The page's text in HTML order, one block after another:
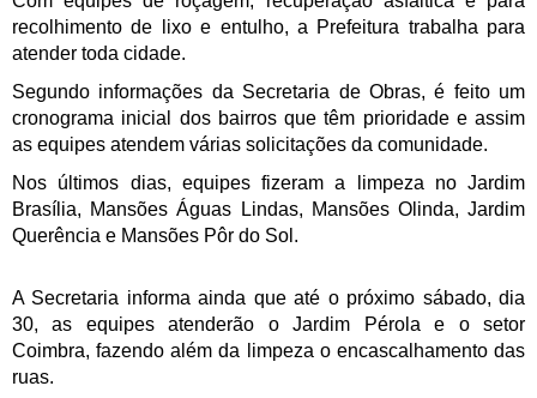
recolhimento de lixo e entulho, a Prefeitura trabalha para
atender toda cidade.
Segundo informações da Secretaria de Obras, é feito um
cronograma inicial dos bairros que têm prioridade e assim
as equipes atendem várias solicitações da comunidade.
Nos últimos dias, equipes fizeram a limpeza no Jardim
Brasília, Mansões Águas Lindas, Mansões Olinda, Jardim
Querência e Mansões Pôr do Sol.
A Secretaria informa ainda que até o próximo sábado, dia
30, as equipes atenderão o Jardim Pérola e o setor
Coimbra, fazendo além da limpeza o encascalhamento das
ruas.